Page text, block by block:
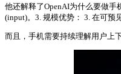
他还解释了OpenAI为什么要做手
(input)。3. 规模优势： 3. 在可预
而且，手机需要持续理解用户上